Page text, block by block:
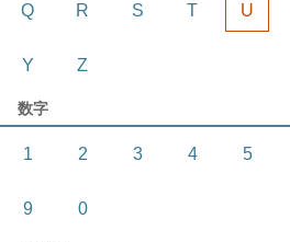
Q R S T U
Y Z
数字
1 2 3 4 5
9 0